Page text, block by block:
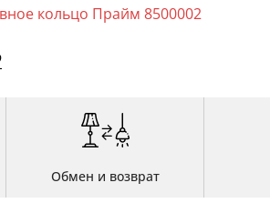
Зал
Кабинет
Спальня
Шары
кольцо Прайм 8500002
Обмен и возврат